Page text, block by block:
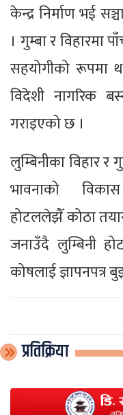
केन्द्र निर्माण भई
। गुम्बा र विहारमा
सहयोगीको रूपमा
विदेशी नागरिक
गराइएको छ ।
लुम्बिनीका विहार र
भावनाको
होटललेझैँ कोठा
जनाउँदै लुम्बिनी
कोषलाई ज्ञापनपत्र
प्रतिक्रिया